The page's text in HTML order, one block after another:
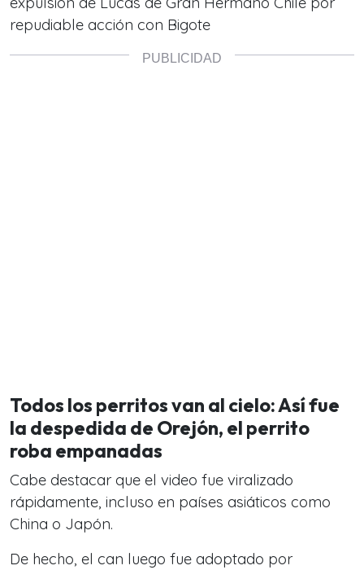
repudiable acción con Bigote
Todos los perritos van al cielo: Así fue
la despedida de Orejón, el perrito
roba empanadas
Cabe destacar que el video fue viralizado
rápidamente, incluso en países asiáticos como
China o Japón.
De hecho, el can luego fue adoptado por